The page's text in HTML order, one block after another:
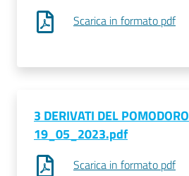
on line
Pagamenti
on line
Scarica in formato pdf
3 DERIVATI DEL POMODORO
19_05_2023.pdf
Scarica in formato pdf